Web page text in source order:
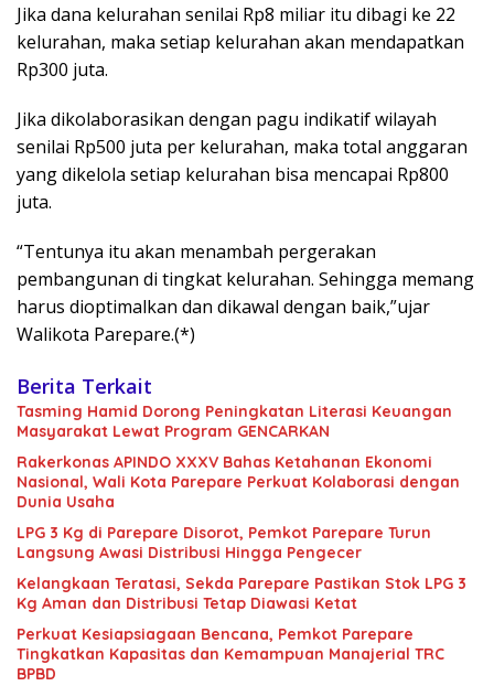
Jika dana kelurahan senilai Rp8 miliar itu dibagi ke 22
kelurahan, maka setiap kelurahan akan mendapatkan
Rp300 juta.
Jika dikolaborasikan dengan pagu indikatif wilayah
senilai Rp500 juta per kelurahan, maka total anggaran
yang dikelola setiap kelurahan bisa mencapai Rp800
juta.
“Tentunya itu akan menambah pergerakan
pembangunan di tingkat kelurahan. Sehingga memang
harus dioptimalkan dan dikawal dengan baik,”ujar
Walikota Parepare.(*)
Berita Terkait
Tasming Hamid Dorong Peningkatan Literasi Keuangan
Masyarakat Lewat Program GENCARKAN
Rakerkonas APINDO XXXV Bahas Ketahanan Ekonomi
Nasional, Wali Kota Parepare Perkuat Kolaborasi dengan
Dunia Usaha
LPG 3 Kg di Parepare Disorot, Pemkot Parepare Turun
Langsung Awasi Distribusi Hingga Pengecer
Kelangkaan Teratasi, Sekda Parepare Pastikan Stok LPG 3
Kg Aman dan Distribusi Tetap Diawasi Ketat
Perkuat Kesiapsiagaan Bencana, Pemkot Parepare
Tingkatkan Kapasitas dan Kemampuan Manajerial TRC
BPBD